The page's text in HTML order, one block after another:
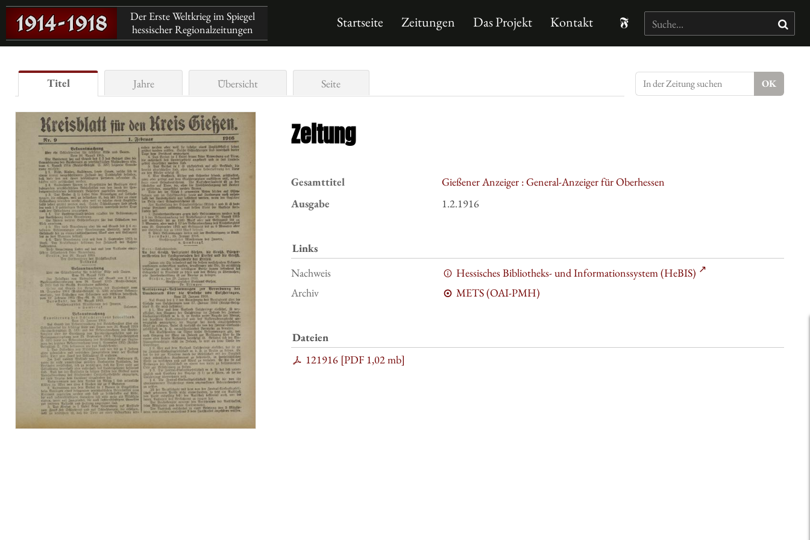
Der Erste Weltkrieg im Spiegel
hessischer Regionalzeitungen
Startseite Zeitungen Das Projekt Kontakt
Titel Jahre Übersicht Seite
Zeitung
Gesamttitel
Gießener Anzeiger : General-Anzeiger für Oberhessen
Ausgabe
1.2.1916
Links
Nachweis
Hessisches Bibliotheks- und Informationssystem (HeBIS)
Archiv
METS (OAI-PMH)
Dateien
121916 [PDF1,02 mb]